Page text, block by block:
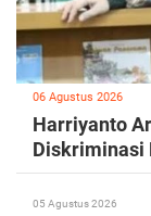
06 Agustus 2026
Harriyanto
Diskriminasi
05 Agustus 2026